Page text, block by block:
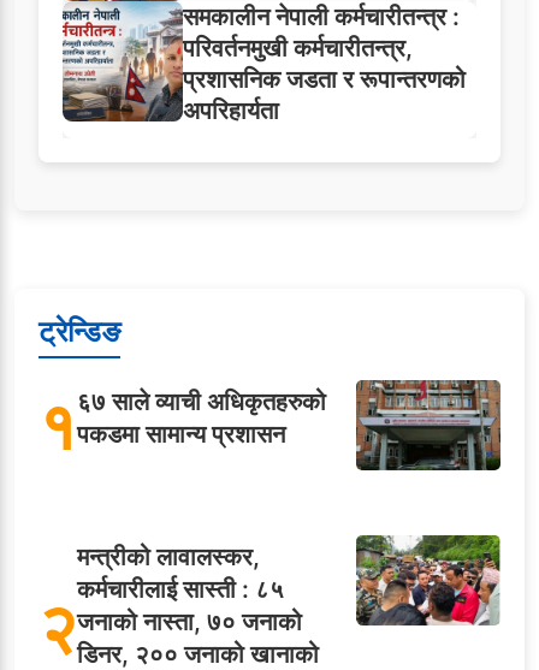
समकालीन नेपाली कर्मचारीतन्त्र :
परिवर्तनमुखी कर्मचारीतन्त्र,
प्रशासनिक जडता र रूपान्तरणको
अपरिहार्यता
ट्रेन्डिङ
१६७ साले व्याची अधिकृतहरुको
पकडमा सामान्य प्रशासन
२
मन्त्रीको लावालस्कर,
कर्मचारीलाई सास्ती : ८५
जनाको नास्ता, ७० जनाको
डिनर, २०० जनाको खानाको